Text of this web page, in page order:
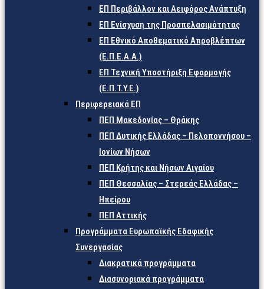
ΕΠ Περιβάλλον και Αειφόρος Ανάπτυξη
ΕΠ Ενίσχυση της Προσπελασιμότητας
ΕΠ Εθνικό Αποθεματικό Απροβλέπτων
(Ε.Π.Ε.Α.Α.)
ΕΠ Τεχνική Υποστήριξη Εφαρμογής
(Ε.Π.Τ.Υ.Ε.)
Περιφερειακά ΕΠ
ΠΕΠ Μακεδονίας – Θράκης
ΠΕΠ Δυτικής Ελλάδας – Πελοποννήσου –
Ιονίων Νήσων
ΠΕΠ Κρήτης και Νήσων Αιγαίου
ΠΕΠ Θεσσαλίας – Στερεάς Ελλάδας –
Ηπείρου
ΠΕΠ Αττικής
Προγράμματα Ευρωπαϊκής Εδαφικής
Συνεργασίας
Διακρατικά προγράμματα
Διασυνοριακά προγράμματα